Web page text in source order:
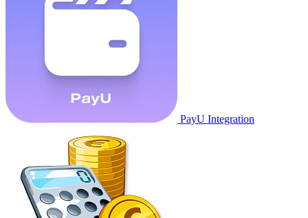
PayU Integration